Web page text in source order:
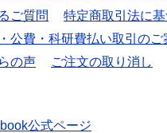
ご質問
特定商取引法に
公費・科研費払い取引のご
の声 ご注文の取り消し
公式ページ